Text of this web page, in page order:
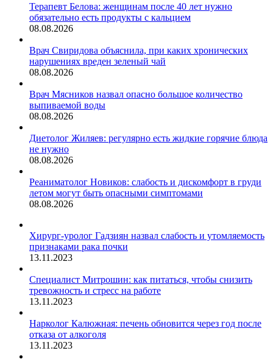
Терапевт Белова: женщинам после 40 лет нужно
обязательно есть продукты с кальцием
08.08.2026
Врач Свиридова объяснила, при каких хронических
нарушениях вреден зеленый чай
08.08.2026
Врач Мясников назвал опасно большое количество
выпиваемой воды
08.08.2026
Диетолог Жиляев: регулярно есть жидкие горячие блюда
не нужно
08.08.2026
Реаниматолог Новиков: слабость и дискомфорт в груди
летом могут быть опасными симптомами
08.08.2026
Хирург-уролог Гадзиян назвал слабость и утомляемость
признаками рака почки
13.11.2023
Специалист Митрошин: как питаться, чтобы снизить
тревожность и стресс на работе
13.11.2023
Нарколог Калюжная: печень обновится через год после
отказа от алкоголя
13.11.2023